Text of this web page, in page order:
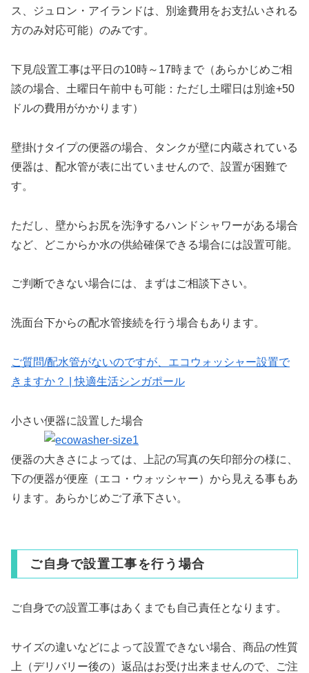
ス、ジュロン・アイランドは、別途費用をお支払いされる
方のみ対応可能）のみです。
下見/設置工事は平日の10時～17時まで（あらかじめご相
談の場合、土曜日午前中も可能：ただし土曜日は別途+50
ドルの費用がかかります）
壁掛けタイプの便器の場合、タンクが壁に内蔵されている
便器は、配水管が表に出ていませんので、設置が困難で
す。
ただし、壁からお尻を洗浄するハンドシャワーがある場合
など、どこからか水の供給確保できる場合には設置可能。
ご判断できない場合には、まずはご相談下さい。
洗面台下からの配水管接続を行う場合もあります。
ご質問/配水管がないのですが、エコウォッシャー設置で
きますか？ | 快適生活シンガポール
小さい便器に設置した場合
便器の大きさによっては、上記の写真の矢印部分の様に、
下の便器が便座（エコ・ウォッシャー）から見える事もあ
ります。あらかじめご了承下さい。
ご自身で設置工事を行う場合
ご自身での設置工事はあくまでも自己責任となります。
サイズの違いなどによって設置できない場合、商品の性質
上（デリバリー後の）返品はお受け出来ませんので、ご注